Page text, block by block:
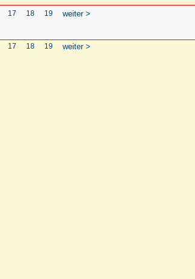
17 18 19 weiter >
17 18 19 weiter >